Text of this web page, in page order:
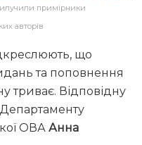
примірники
авторів
що
та поповнення
триває. Відповідну
ОВА Анна